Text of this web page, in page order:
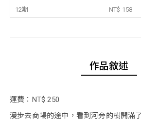
12期
NT$ 158
作品敘述
運費：NT$ 250
漫步去商場的途中，看到河旁的樹開滿